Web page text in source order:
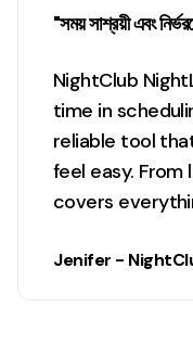
"সময় সাশ্রয়ী এবং
NightClub
time in
reliable tool
feel easy.
covers
Jenifer -